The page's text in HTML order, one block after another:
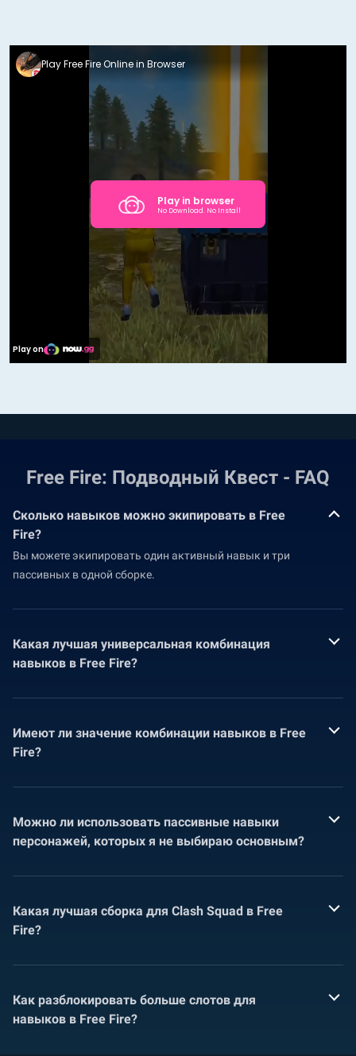
Free Fire: Подводный Квест - FAQ
Сколько навыков можно экипировать в Free
Fire?
Вы можете экипировать один активный навык и три
пассивных в одной сборке.
Какая лучшая универсальная комбинация
навыков в Free Fire?
Имеют ли значение комбинации навыков в Free
Fire?
Можно ли использовать пассивные навыки
персонажей, которых я не выбираю основным?
Какая лучшая сборка для Clash Squad в Free
Fire?
Как разблокировать больше слотов для
навыков в Free Fire?